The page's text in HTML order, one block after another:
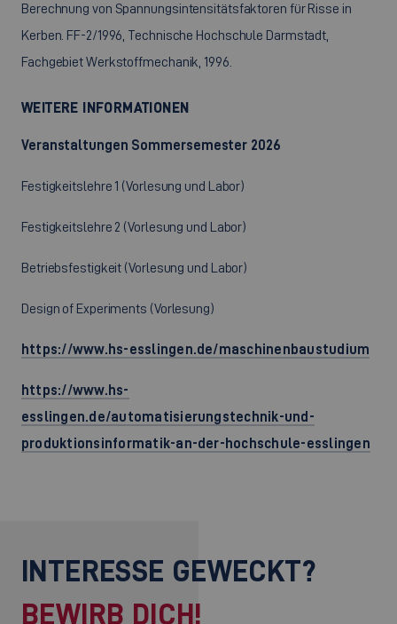
Berechnung von Spannungsintensitätsfaktoren für Risse in
Kerben. FF-2/1996, Technische Hochschule Darmstadt,
Fachgebiet Werkstoffmechanik, 1996.
WEITERE INFORMATIONEN
Veranstaltungen Sommersemester 2026
Festigkeitslehre 1 (Vorlesung und Labor)
Festigkeitslehre 2 (Vorlesung und Labor)
Betriebsfestigkeit (Vorlesung und Labor)
Design of Experiments (Vorlesung)
https://www.hs-esslingen.de/maschinenbaustudium
https://www.hs-
esslingen.de/automatisierungstechnik-und-
produktionsinformatik-an-der-hochschule-esslingen
INTERESSE GEWECKT?
BEWIRB DICH!